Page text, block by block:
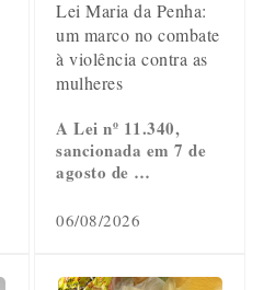
Lei Maria da Penha:
um marco no combate
à violência contra as
mulheres
A Lei nº 11.340,
sancionada em 7 de
agosto de …
06/08/2026